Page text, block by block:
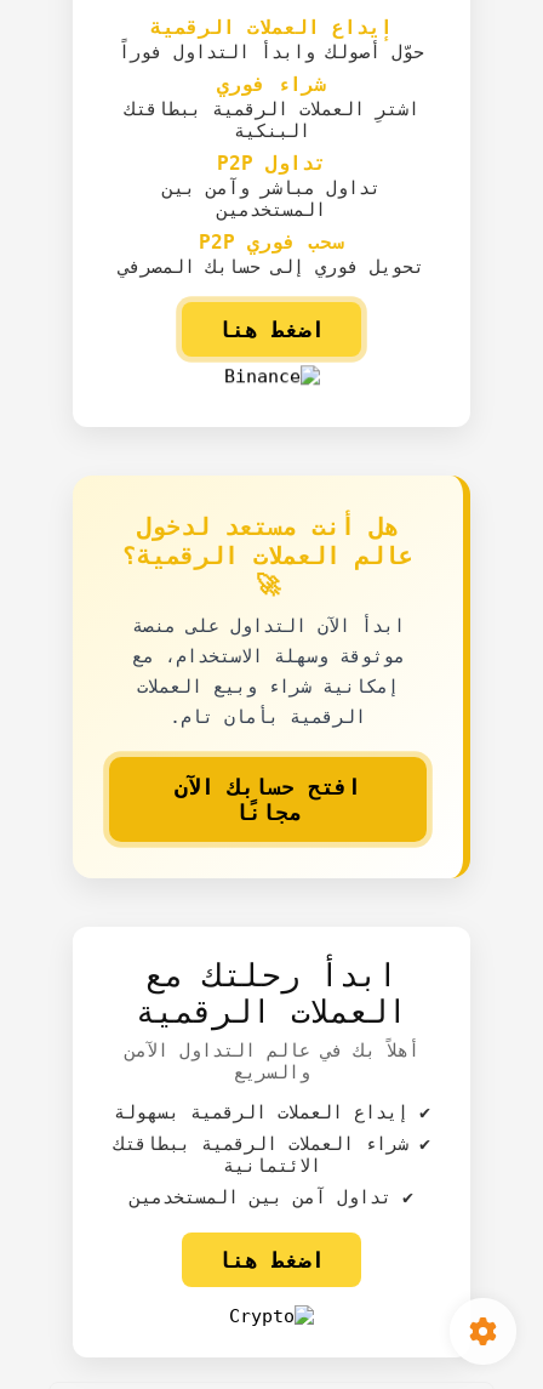
إيداع العملات الرقمية
حوّل أصولك وابدأ التداول فوراً
شراء فوري
اشترِ العملات الرقمية ببطاقتك
البنكية
تداول P2P
تداول مباشر وآمن بين
المستخدمين
سحب فوري P2P
تحويل فوري إلى حسابك المصرفي
اضغط هنا
هل أنت مستعد لدخول
عالم العملات الرقمية؟
🚀
ابدأ الآن التداول على منصة
موثوقة وسهلة الاستخدام، مع
إمكانية شراء وبيع العملات
الرقمية بأمان تام.
افتح حسابك الآن
مجانًا
ابدأ رحلتك مع
العملات الرقمية
أهلاً بك في عالم التداول الآمن
والسريع
✔️ إيداع العملات الرقمية بسهولة
✔️ شراء العملات الرقمية ببطاقتك
الائتمانية
✔️ تداول آمن بين المستخدمين
اضغط هنا